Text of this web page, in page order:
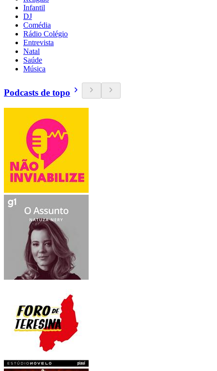
Infantil
DJ
Comédia
Rádio Colégio
Entrevista
Natal
Saúde
Música
Podcasts de topo